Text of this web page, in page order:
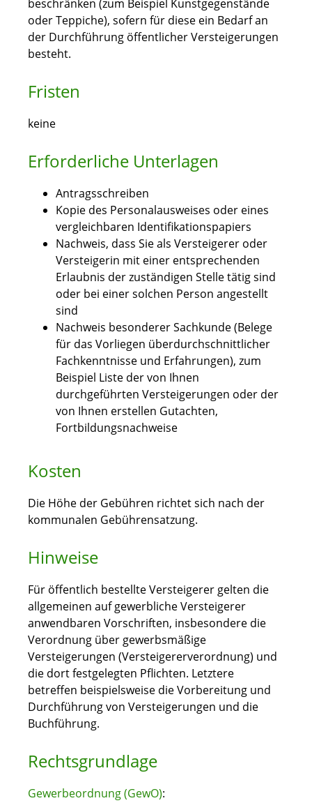
beschränken (zum Beispiel Kunstgegenstände
oder Teppiche), sofern für diese ein Bedarf an
der Durchführung öffentlicher Versteigerungen
besteht.
Fristen
keine
Erforderliche Unterlagen
Antragsschreiben
Kopie des Personalausweises oder eines
vergleichbaren Identifikationspapiers
Nachweis, dass Sie als Versteigerer oder
Versteigerin mit einer entsprechenden
Erlaubnis der zuständigen Stelle tätig sind
oder bei einer solchen Person angestellt
sind
Nachweis besonderer Sachkunde (Belege
für das Vorliegen überdurchschnittlicher
Fachkenntnisse und Erfahrungen), zum
Beispiel Liste der von Ihnen
durchgeführten Versteigerungen oder der
von Ihnen erstellen Gutachten,
Fortbildungsnachweise
Kosten
Die Höhe der Gebühren richtet sich nach der
kommunalen Gebührensatzung.
Hinweise
Für öffentlich bestellte Versteigerer gelten die
allgemeinen auf gewerbliche Versteigerer
anwendbaren Vorschriften, insbesondere die
Verordnung über gewerbsmäßige
Versteigerungen (Versteigererverordnung) und
die dort festgelegten Pflichten. Letztere
betreffen beispielsweise die Vorbereitung und
Durchführung von Versteigerungen und die
Buchführung.
Rechtsgrundlage
Gewerbeordnung (GewO):